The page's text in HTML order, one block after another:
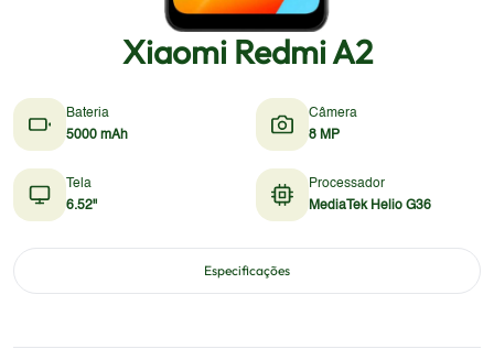
Xiaomi Redmi A2
Bateria
5000 mAh
Câmera
8 MP
Tela
6.52"
Processador
MediaTek Helio G36
Especificações